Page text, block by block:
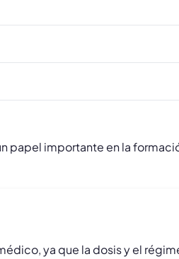
importante en la
ya que la dosis y el